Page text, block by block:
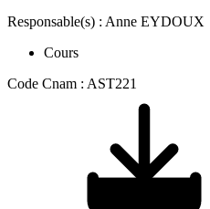
Responsable(s) : Anne EYDOUX
Cours
Code Cnam : AST221